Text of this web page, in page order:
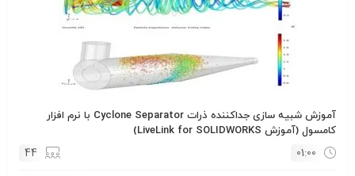
آموزش شبیه سازی جداکننده ذرات Cyclone Separator با نرم افزار
کامسول (آموزش LiveLink for SOLIDWORKS)
01:00
44